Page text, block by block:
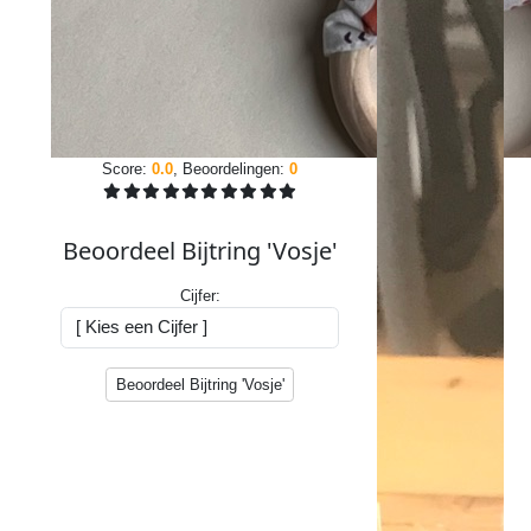
Score:0.0 , Beoordelingen:0
Beoordeel Bijtring 'Vosje'
Cijfer:
Beoordeel Bijtring 'Vosje'
Peize
Er
zijn